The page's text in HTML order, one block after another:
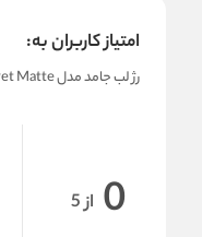
امتیاز کاربران به:
رژ لب جامد مدل Velvet Matte شماره 10
0 از 5